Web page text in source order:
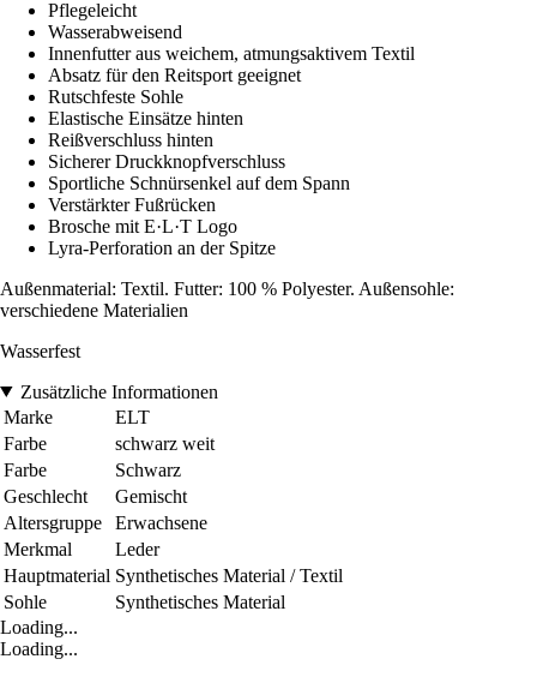
Pflegeleicht
Wasserabweisend
Innenfutter aus weichem, atmungsaktivem Textil
Absatz für den Reitsport geeignet
Rutschfeste Sohle
Elastische Einsätze hinten
Reißverschluss hinten
Sicherer Druckknopfverschluss
Sportliche Schnürsenkel auf dem Spann
Verstärkter Fußrücken
Brosche mit E·L·T Logo
Lyra-Perforation an der Spitze
Außenmaterial: Textil. Futter: 100 % Polyester. Außensohle:
verschiedene Materialien
Wasserfest
Zusätzliche Informationen
Marke
ELT
Farbe
schwarz weit
Farbe
Schwarz
Geschlecht
Gemischt
Altersgruppe
Erwachsene
Merkmal
Leder
Hauptmaterial Synthetisches Material / Textil
Sohle
Synthetisches Material
Loading...
Loading...